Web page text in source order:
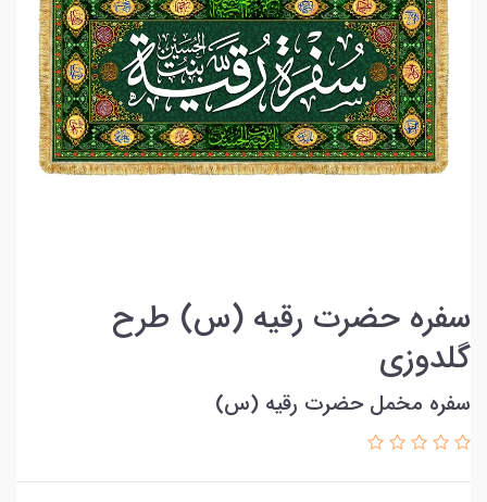
سفره حضرت رقیه (س) طرح
گلدوزی
سفره مخمل حضرت رقیه (س)